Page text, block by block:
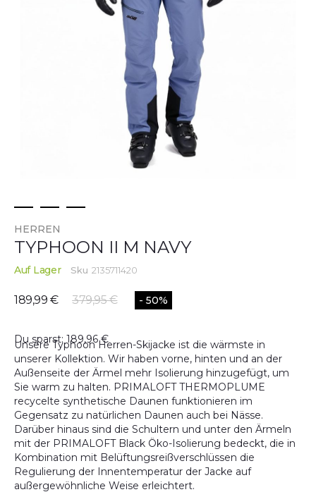
Anfang
der
Bildgalerie
springen
HERREN
TYPHOON II M NAVY
Auf Lager Sku 2135711420
189,99 €
Du sparst: 189,96 €
379,95 € - 50%
Unsere Typhoon Herren-Skijacke ist die wärmste in
unserer Kollektion. Wir haben vorne, hinten und an der
Außenseite der Ärmel mehr Isolierung hinzugefügt, um
Sie warm zu halten. PRIMALOFT THERMOPLUME
recycelte synthetische Daunen funktionieren im
Gegensatz zu natürlichen Daunen auch bei Nässe.
Darüber hinaus sind die Schultern und unter den Ärmeln
mit der PRIMALOFT Black Öko-Isolierung bedeckt, die in
Kombination mit Belüftungsreißverschlüssen die
Regulierung der Innentemperatur der Jacke auf
außergewöhnliche Weise erleichtert.